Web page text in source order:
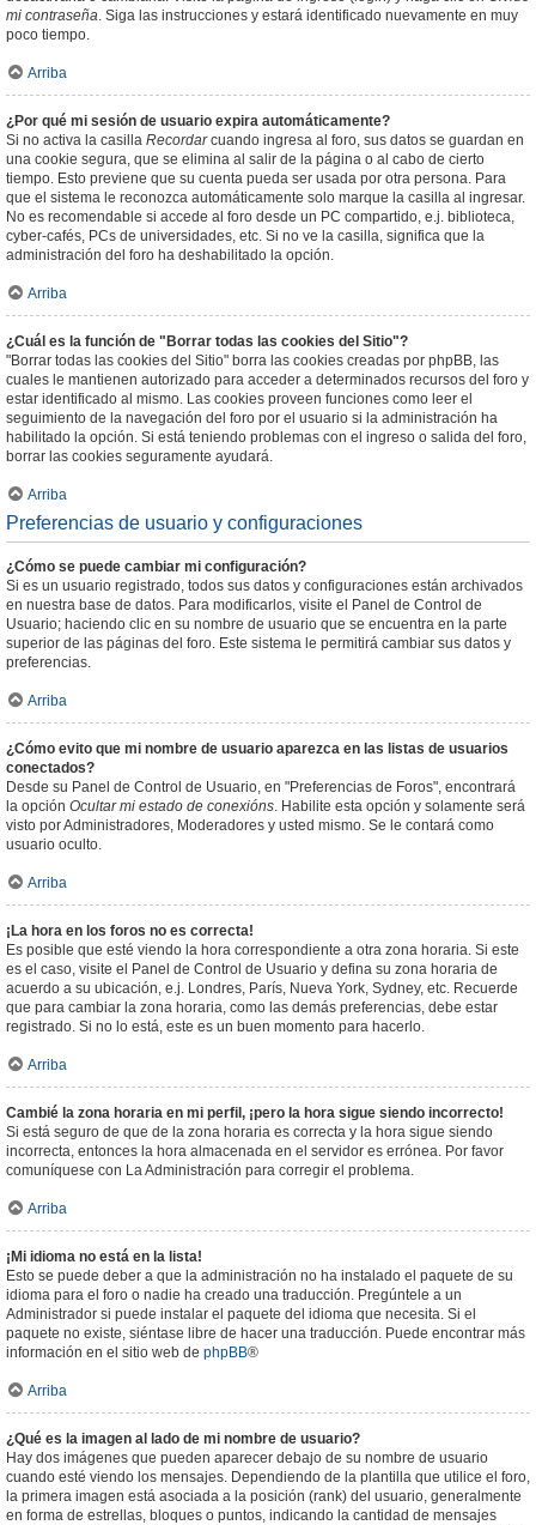
mi contraseña. Siga las instrucciones y estará identificado nuevamente en muy
poco tiempo.
Arriba
¿Por qué mi sesión de usuario expira automáticamente?
Si no activa la casilla Recordarcuando ingresa al foro, sus datos se guardan en
una cookie segura, que se elimina al salir de la página o al cabo de cierto
tiempo. Esto previene que su cuenta pueda ser usada por otra persona. Para
que el sistema le reconozca automáticamente solo marque la casilla al ingresar.
No es recomendable si accede al foro desde un PC compartido, e.j. biblioteca,
cyber-cafés, PCs de universidades, etc. Si no ve la casilla, significa que la
administración del foro ha deshabilitado la opción.
Arriba
¿Cuál es la función de "Borrar todas las cookies del Sitio"?
"Borrar todas las cookies del Sitio" borra las cookies creadas por phpBB, las
cuales le mantienen autorizado para acceder a determinados recursos del foro y
estar identificado al mismo. Las cookies proveen funciones como leer el
seguimiento de la navegación del foro por el usuario si la administración ha
habilitado la opción. Si está teniendo problemas con el ingreso o salida del foro,
borrar las cookies seguramente ayudará.
Arriba
Preferencias de usuario y configuraciones
¿Cómo se puede cambiar mi configuración?
Si es un usuario registrado, todos sus datos y configuraciones están archivados
en nuestra base de datos. Para modificarlos, visite el Panel de Control de
Usuario; haciendo clic en su nombre de usuario que se encuentra en la parte
superior de las páginas del foro. Este sistema le permitirá cambiar sus datos y
preferencias.
Arriba
¿Cómo evito que mi nombre de usuario aparezca en las listas de usuarios
conectados?
Desde su Panel de Control de Usuario, en "Preferencias de Foros", encontrará
la opción Ocultar mi estado de conexións. Habilite esta opción y solamente será
visto por Administradores, Moderadores y usted mismo. Se le contará como
usuario oculto.
Arriba
¡La hora en los foros no es correcta!
Es posible que esté viendo la hora correspondiente a otra zona horaria. Si este
es el caso, visite el Panel de Control de Usuario y defina su zona horaria de
acuerdo a su ubicación, e.j. Londres, París, Nueva York, Sydney, etc. Recuerde
que para cambiar la zona horaria, como las demás preferencias, debe estar
registrado. Si no lo está, este es un buen momento para hacerlo.
Arriba
Cambié la zona horaria en mi perfil, ¡pero la hora sigue siendo incorrecto!
Si está seguro de que de la zona horaria es correcta y la hora sigue siendo
incorrecta, entonces la hora almacenada en el servidor es errónea. Por favor
comuníquese con La Administración para corregir el problema.
Arriba
¡Mi idioma no está en la lista!
Esto se puede deber a que la administración no ha instalado el paquete de su
idioma para el foro o nadie ha creado una traducción. Pregúntele a un
Administrador si puede instalar el paquete del idioma que necesita. Si el
paquete no existe, siéntase libre de hacer una traducción. Puede encontrar más
información en el sitio web de phpBB®
Arriba
¿Qué es la imagen al lado de mi nombre de usuario?
Hay dos imágenes que pueden aparecer debajo de su nombre de usuario
cuando esté viendo los mensajes. Dependiendo de la plantilla que utilice el foro,
la primera imagen está asociada a la posición (rank) del usuario, generalmente
en forma de estrellas, bloques o puntos, indicando la cantidad de mensajes